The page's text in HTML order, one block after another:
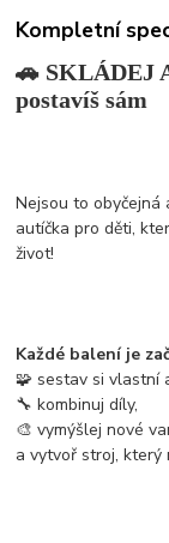
Kompletní
🚗 SKLÁDEJ
postavíš sám
Nejsou to obyčejná
autíčka pro děti,
život!
Každé balení je
🧩 sestav si vlastní
🔧 kombinuj díly,
🎨 vymýšlej nové
a vytvoř stroj, který